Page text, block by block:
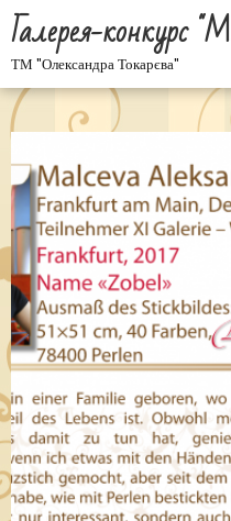
Галерея-конкурс
ТМ "Олександра Токарєва"